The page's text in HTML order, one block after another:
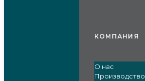
КОМПАНИЯ
О нас
Производство